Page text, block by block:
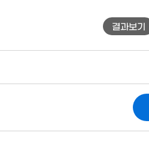
결과보기